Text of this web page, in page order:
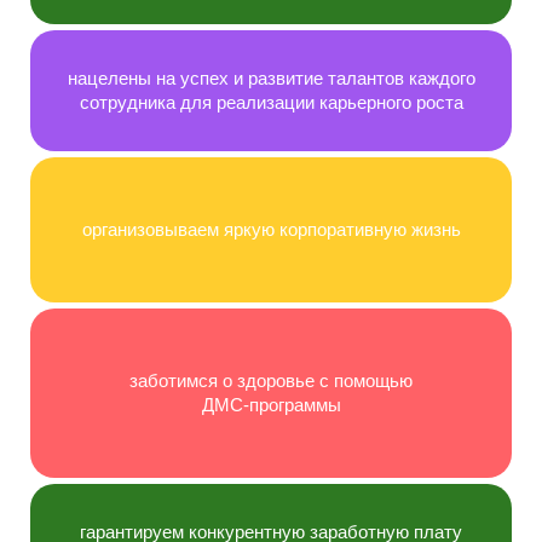
нацелены на успех и развитие талантов каждого
сотрудника для реализации карьерного роста
организовываем яркую корпоративную жизнь
заботимся о здоровье с помощью
ДМС‑программы
гарантируем конкурентную заработную плату